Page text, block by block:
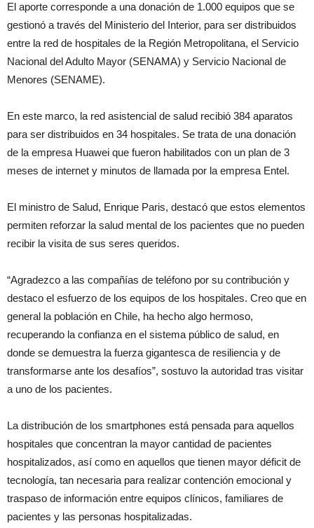
El aporte corresponde a una donación de 1.000 equipos que se
gestionó a través del Ministerio del Interior, para ser distribuidos
entre la red de hospitales de la Región Metropolitana, el Servicio
Nacional del Adulto Mayor (SENAMA) y Servicio Nacional de
Menores (SENAME).
En este marco, la red asistencial de salud recibió 384 aparatos
para ser distribuidos en 34 hospitales. Se trata de una donación
de la empresa Huawei que fueron habilitados con un plan de 3
meses de internet y minutos de llamada por la empresa Entel.
El ministro de Salud, Enrique Paris, destacó que estos elementos
permiten reforzar la salud mental de los pacientes que no pueden
recibir la visita de sus seres queridos.
“Agradezco a las compañías de teléfono por su contribución y
destaco el esfuerzo de los equipos de los hospitales. Creo que en
general la población en Chile, ha hecho algo hermoso,
recuperando la confianza en el sistema público de salud, en
donde se demuestra la fuerza gigantesca de resiliencia y de
transformarse ante los desafíos”, sostuvo la autoridad tras visitar
a uno de los pacientes.
La distribución de los smartphones está pensada para aquellos
hospitales que concentran la mayor cantidad de pacientes
hospitalizados, así como en aquellos que tienen mayor déficit de
tecnología, tan necesaria para realizar contención emocional y
traspaso de información entre equipos clínicos, familiares de
pacientes y las personas hospitalizadas.